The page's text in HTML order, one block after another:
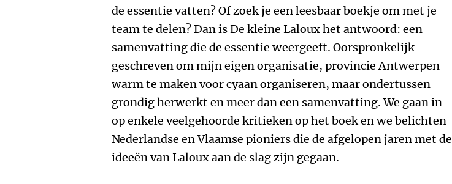
de essentie vatten? Of zoek je een leesbaar boekje om met je
team te delen? Dan isDe kleine Lalouxhet antwoord: een
samenvatting die de essentie weergeeft. Oorspronkelijk
geschreven om mijn eigen organisatie, provincie Antwerpen
warm te maken voor cyaan organiseren, maar ondertussen
grondig herwerkt en meer dan een samenvatting. We gaan in
op enkele veelgehoorde kritieken op het boek en we belichten
Nederlandse en Vlaamse pioniers die de afgelopen jaren met de
ideeën van Laloux aan de slag zijn gegaan.